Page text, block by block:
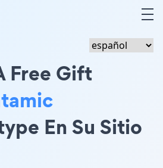
Free Gift
En Su Sitio